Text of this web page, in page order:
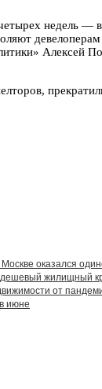
недель —
Алексей
оказался
дешевый жилищный
от
июне